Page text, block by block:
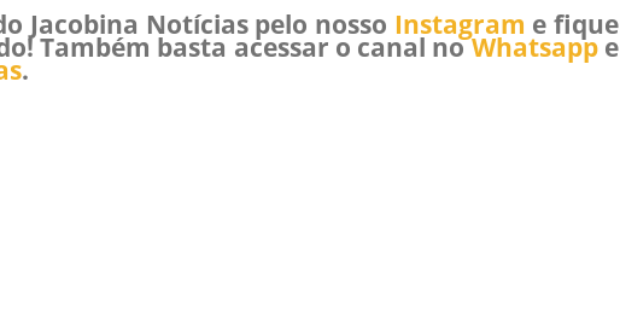
Jacobina Notícias pelo nosso Instagram e fique
Também basta acessar o canal noWhatsappe
.